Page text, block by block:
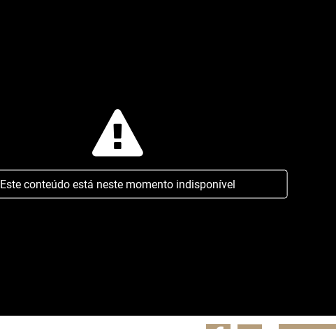
Este conteúdo está neste momento indisponível